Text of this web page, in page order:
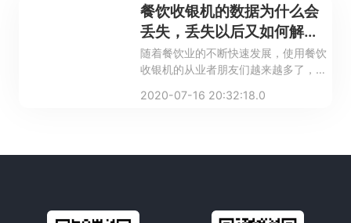
餐饮收银机的数据为什么会
丢失，丢失以后又如何解
决？
随着餐饮业的不断快速发展，使用餐饮
收银机的从业者朋友们越来越多了，餐
采集和账目分析，让我们省去了非常不
2020-07-16 20:32:18.0